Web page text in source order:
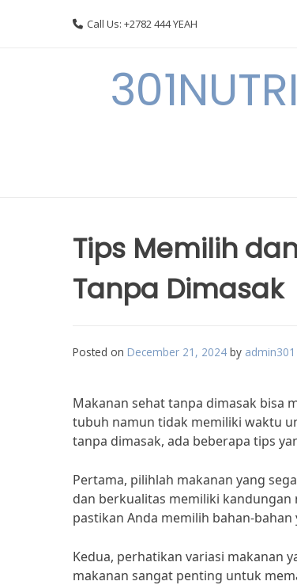
Call Us: +2782 444 YEAH
Tips Memilih
Tanpa Dimasak
Posted on December 21, 2024 by admin301
Makanan sehat tanpa dimasak bisa
tubuh namun tidak memiliki waktu
tanpa dimasak, ada beberapa tips
Pertama, pilihlah makanan yang
dan berkualitas memiliki
pastikan Anda memilih bahan-
Kedua, perhatikan variasi makanan
makanan sangat penting untuk